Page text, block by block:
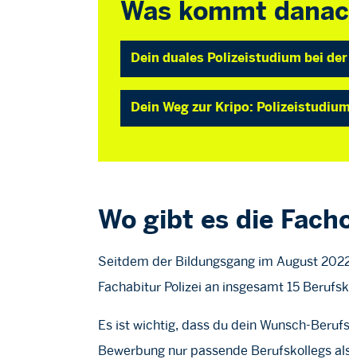
Was kommt
Dein duales Polizeistudium bei der
Dein Weg zur Kripo:
Wo gibt es die
Seitdem der Bildungsgang im August
Fachabitur Polizei an insgesamt 15
Es ist wichtig, dass du dein Wunsch-
Bewerbung nur passende Berufskollegs